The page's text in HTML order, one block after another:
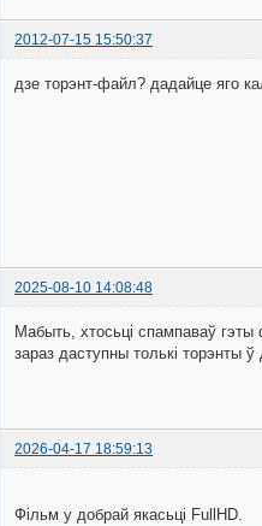
2012-07-15 15:50:37
дзе торэнт-файл? дадайце яго
2025-08-10 14:08:48
Мабыть, хтосьці спампаваў
зараз даступны толькі торэнты ў
2026-04-17 18:59:13
Фільм у добрай якасьці FullHD.